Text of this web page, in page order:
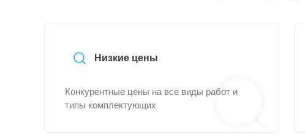
Низкие цены
Конкурентные цены на все виды работ и
типы комплектующих